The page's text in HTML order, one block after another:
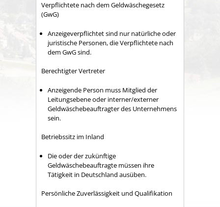
Verpflichtete nach dem Geldwäschegesetz
(GwG)
Anzeigeverpflichtet sind nur natürliche oder
juristische Personen, die Verpflichtete nach
dem GwG sind.
Berechtigter Vertreter
Anzeigende Person muss Mitglied der
Leitungsebene oder interner/externer
Geldwäschebeauftragter des Unternehmens
sein.
Betriebssitz im Inland
Die oder der zukünftige
Geldwäschebeauftragte müssen ihre
Tätigkeit in Deutschland ausüben.
Persönliche Zuverlässigkeit und Qualifikation